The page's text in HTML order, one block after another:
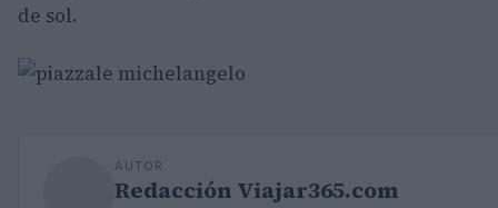
de sol.
AUTOR
Redacción Viajar365.com